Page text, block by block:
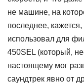
не машине, на
последнее,
использовал для
450SEL (который,
настоящему мог
саундтрек явно от